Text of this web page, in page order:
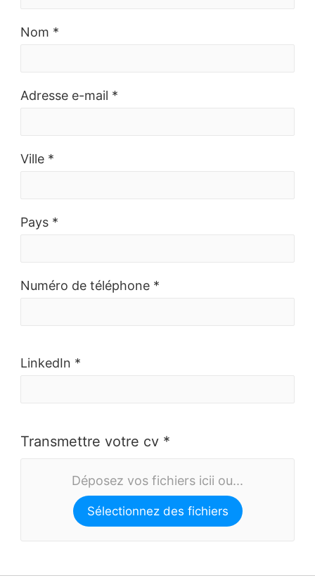
Nom *
Adresse e-mail *
Ville *
Pays *
Numéro de téléphone *
LinkedIn *
Transmettre votre cv *
Déposez vos fichiers icii ou...
Sélectionnez des fichiers